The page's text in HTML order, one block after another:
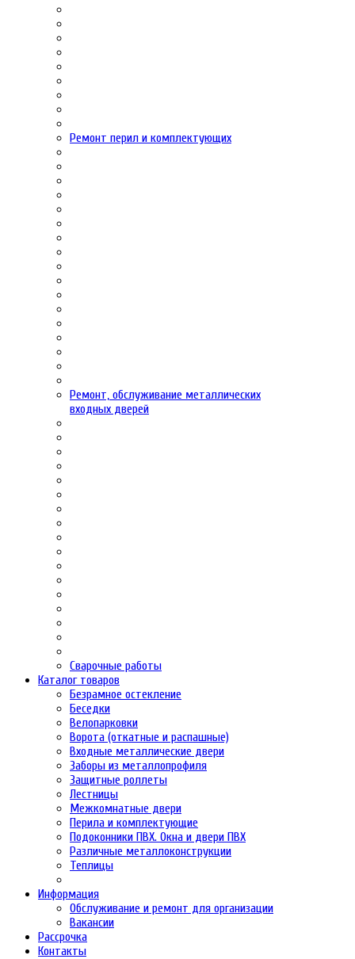
Ремонт перил и комплектующих
Ремонт, обслуживание металлических
входных дверей
Сварочные работы
Каталог товаров
Безрамное остекление
Беседки
Велопарковки
Ворота (откатные и распашные)
Входные металлические двери
Заборы из металлопрофиля
Защитные роллеты
Лестницы
Межкомнатные двери
Перила и комплектующие
Подоконники ПВХ. Окна и двери ПВХ
Различные металлоконструкции
Теплицы
Информация
Обслуживание и ремонт для организации
Вакансии
Рассрочка
Контакты